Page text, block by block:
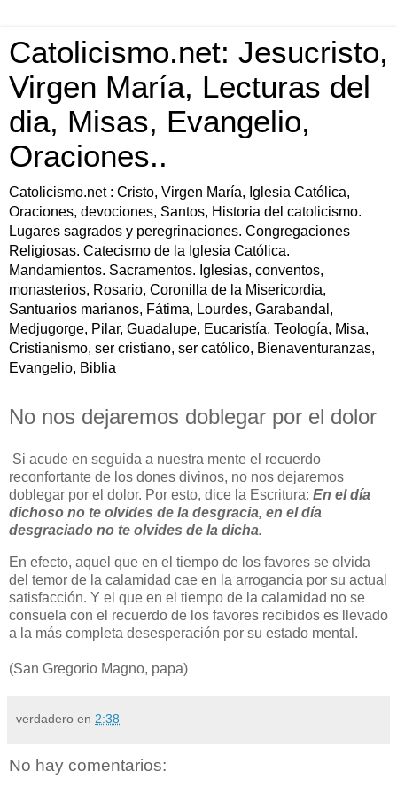
Catolicismo.net: Jesucristo,
Virgen María, Lecturas del
dia, Misas, Evangelio,
Oraciones..
Catolicismo.net : Cristo, Virgen María, Iglesia Católica,
Oraciones, devociones, Santos, Historia del catolicismo.
Lugares sagrados y peregrinaciones. Congregaciones
Religiosas. Catecismo de la Iglesia Católica.
Mandamientos. Sacramentos. Iglesias, conventos,
monasterios, Rosario, Coronilla de la Misericordia,
Santuarios marianos, Fátima, Lourdes, Garabandal,
Medjugorge, Pilar, Guadalupe, Eucaristía, Teología, Misa,
Cristianismo, ser cristiano, ser católico, Bienaventuranzas,
Evangelio, Biblia
No nos dejaremos doblegar por el dolor
Si acude en seguida a nuestra mente el recuerdo
reconfortante de los dones divinos, no nos dejaremos
doblegar por el dolor. Por esto, dice la Escritura: En el día
dichoso no te olvides de la desgracia, en el día
desgraciado no te olvides de la dicha.
En efecto, aquel que en el tiempo de los favores se olvida
del temor de la calamidad cae en la arrogancia por su actual
satisfacción. Y el que en el tiempo de la calamidad no se
consuela con el recuerdo de los favores recibidos es llevado
a la más completa desesperación por su estado mental.
(San Gregorio Magno, papa)
verdadero en 2:38
No hay comentarios: